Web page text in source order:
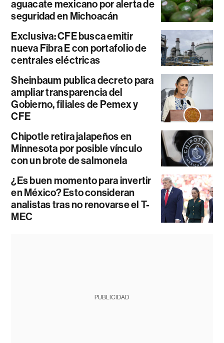
aguacate mexicano por alerta de
seguridad en Michoacán
Exclusiva: CFE busca emitir
nueva Fibra E con portafolio de
centrales eléctricas
Sheinbaum publica decreto para
ampliar transparencia del
Gobierno, filiales de Pemex y
CFE
Chipotle retira jalapeños en
Minnesota por posible vínculo
con un brote de salmonela
¿Es buen momento para invertir
en México? Esto consideran
analistas tras no renovarse el T-
MEC
PUBLICIDAD